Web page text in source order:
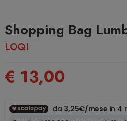
Shopping Bag
LOQI
€ 13,00